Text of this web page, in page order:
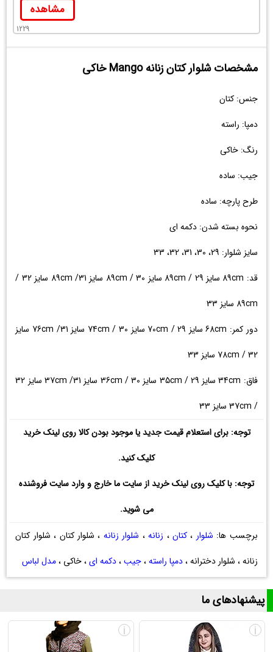
مشاهده
1229
مشخصات شلوار کتان زنانه Mango خاکی
جنس: کتان
دمپا: راسته
رنگ: خاکی
جیب: ساده
طرح پارچه: ساده
نحوه بسته شدن: دکمه ای
سایز شلوار: 29، 30، 31، 32، 33
قد: 89cm سایز 29 / 89cm سایز 30 / 89cm سایز 31/ 89cm سایز 32 /
89cm سایز 33
دور کمر: 68cm سایز 29 / 70cm سایز 30 / 74cm سایز 31/ 76cm سایز
32 / 78cm سایز 33
فاق: 34cm سایز 29 / 35cm سایز 30 / 36cm سایز 31/ 37cm سایز 32
/ 37cm سایز 33
توجه: برای استعلام قیمت جدید یا موجود بودن کالا روی لینک خرید
کلیک کنید.
توجه: با کلیک روی لینک خرید از سایت ما خارج و وارد سایت فروشنده
می شوید.
برچسب ها: شلوار ،کتان ، زنانه، شلوار زنانه ، شلوار کتان ، شلوار کتان
زنانه ، شلوار دخترانه ،دمپا راسته،جیب،دکمه ای، خاکی ،مدل لباس
پیشنهادهای ما
i
i